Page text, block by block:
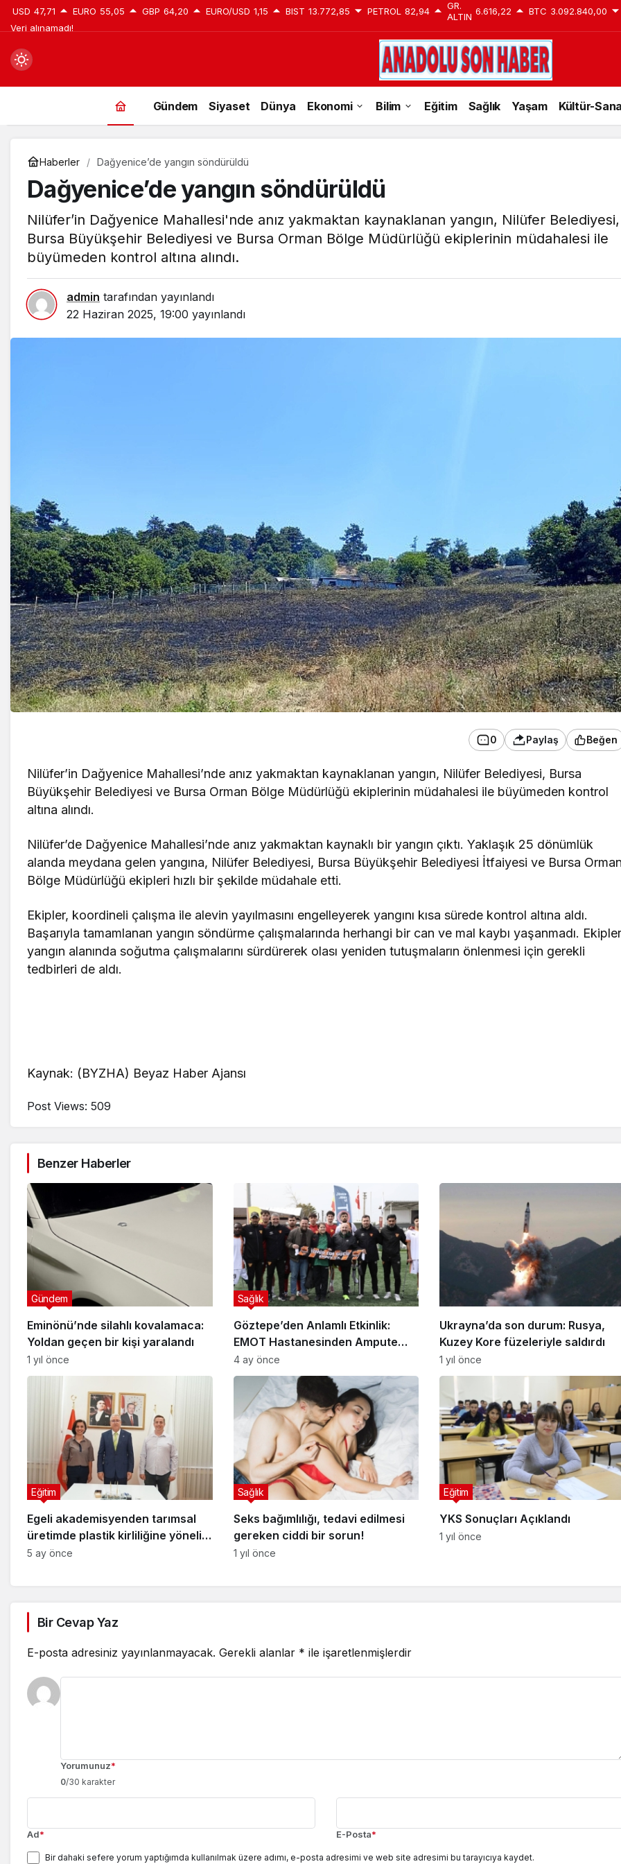
USD 47,71 EURO 55,05 GBP 64,20 EURO/USD 1,15 BIST 13.772,85 PETROL 82,94
GR.
ALTIN 6.616,22 BTC 3.092.840,00
Veri alınamadı!
Mod
Gündem
Siyaset Dünya Ekonomi Bilim Eğitim Sağlık Yaşam Kültür-
Haberler Dağyenice’de yangın söndürüldü
Dağyenice’de yangın söndürüldü
Nilüfer’in Dağyenice Mahallesi'nde anız yakmaktan kaynaklanan yangın, Nilüfer Belediyesi,
Bursa Büyükşehir Belediyesi ve Bursa Orman Bölge Müdürlüğü ekiplerinin müdahalesi ile
büyümeden kontrol altına alındı.
admin tarafından yayınlandı
22 Haziran 2025, 19:00 yayınlandı
0 Paylaş Beğen
Nilüfer’in Dağyenice Mahallesi’nde anız yakmaktan kaynaklanan yangın, Nilüfer Belediyesi, Bursa
Büyükşehir Belediyesi ve Bursa Orman Bölge Müdürlüğü ekiplerinin müdahalesi ile büyümeden kontrol
altına alındı.
Nilüfer’de Dağyenice Mahallesi’nde anız yakmaktan kaynaklı bir yangın çıktı. Yaklaşık 25 dönümlük
alanda meydana gelen yangına, Nilüfer Belediyesi, Bursa Büyükşehir Belediyesi İtfaiyesi ve Bursa
Bölge Müdürlüğü ekipleri hızlı bir şekilde müdahale etti.
Ekipler, koordineli çalışma ile alevin yayılmasını engelleyerek yangını kısa sürede kontrol altına aldı.
Başarıyla tamamlanan yangın söndürme çalışmalarında herhangi bir can ve mal kaybı yaşanmadı.
yangın alanında soğutma çalışmalarını sürdürerek olası yeniden tutuşmaların önlenmesi için gerekli
tedbirleri de aldı.
Kaynak: (BYZHA) Beyaz Haber Ajansı
Post Views: 509
Benzer Haberler
Eminönü’nde silahlı kovalamaca:
Yoldan geçen bir kişi yaralandı
Gündem
1 yıl önce
Göztepe’den Anlamlı Etkinlik:
EMOT Hastanesinden Ampute
Sporculara Destek
Sağlık
4 ay önce
Ukrayna’da son durum: Rusya,
Kuzey Kore füzeleriyle saldırdı
1 yıl önce
Egeli akademisyenden tarımsal
üretimde plastik kirliliğine yönelik
önemli proje
Eğitim
5 ay önce
Seks bağımlılığı, tedavi edilmesi
gereken ciddi bir sorun!
Sağlık
1 yıl önce
YKS Sonuçları Açıklandı
Eğitim
1 yıl önce
Bir Cevap Yaz
E-posta adresiniz yayınlanmayacak. Gerekli alanlar * ile işaretlenmişlerdir
Yorumunuz*
0/30 karakter
Ad* E-Posta*
Bir dahaki sefere yorum yaptığımda kullanılmak üzere adımı, e-posta adresimi ve web site adresimi bu tarayıcıya kaydet.